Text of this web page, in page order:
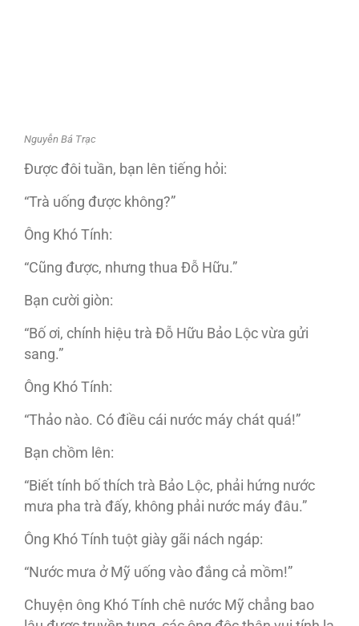
Nguyễn Bá Trạc
Được đôi tuần, bạn lên tiếng hỏi:
“Trà uống được không?”
Ông Khó Tính:
“Cũng được, nhưng thua Đỗ Hữu.”
Bạn cười giòn:
“Bố ơi, chính hiệu trà Đỗ Hữu Bảo Lộc vừa gửi
sang.”
Ông Khó Tính:
“Thảo nào. Có điều cái nước máy chát quá!”
Bạn chồm lên:
“Biết tính bố thích trà Bảo Lộc, phải hứng nước
mưa pha trà đấy, không phải nước máy đâu.”
Ông Khó Tính tuột giày gãi nách ngáp:
“Nước mưa ở Mỹ uống vào đắng cả mồm!”
Chuyện ông Khó Tính chê nước Mỹ chẳng bao